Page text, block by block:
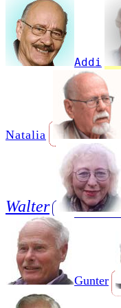
Addi
Natalia
Walter
Gunter